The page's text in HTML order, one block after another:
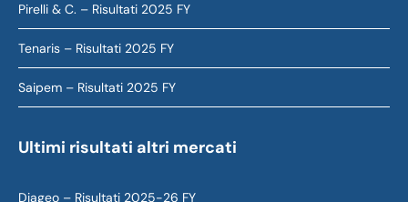
Pirelli & C. – Risultati 2025 FY
Tenaris – Risultati 2025 FY
Saipem – Risultati 2025 FY
Ultimi risultati altri mercati
Diageo – Risultati 2025-26 FY